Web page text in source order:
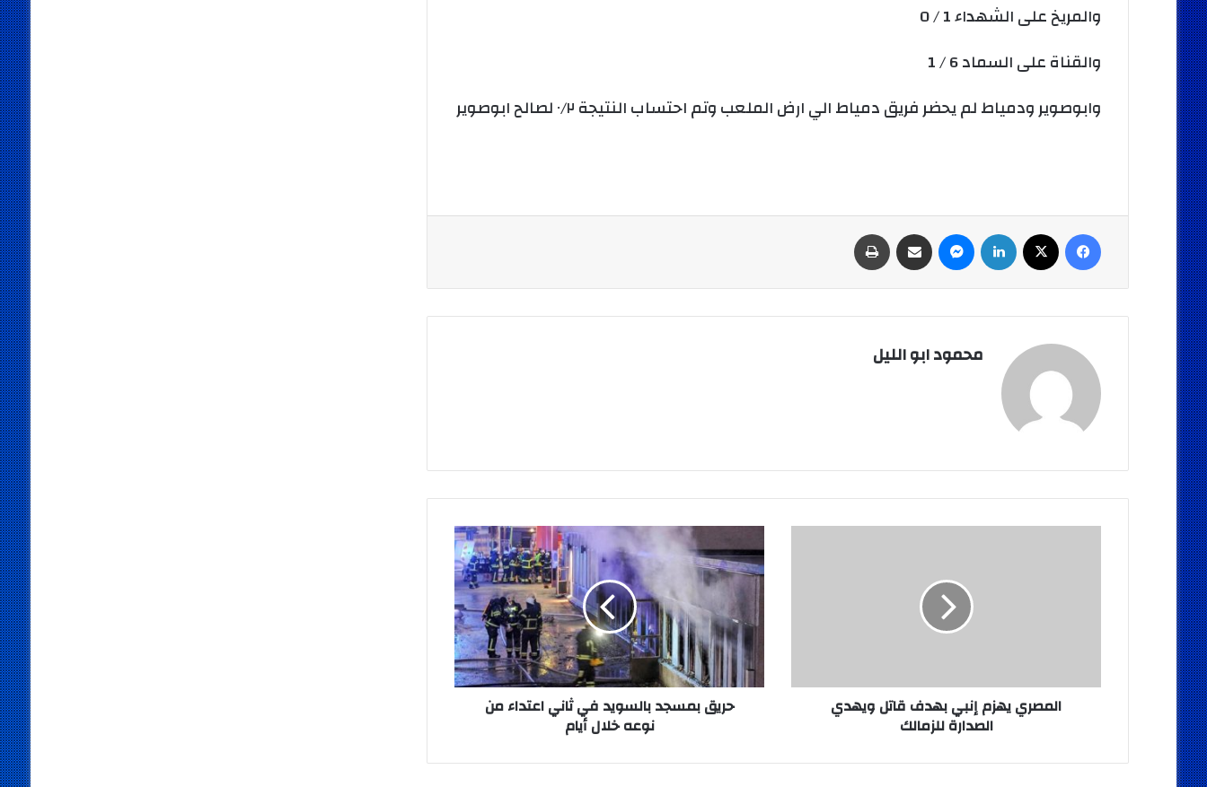
والمريخ على الشهداء 1 / 0
والقناة على السماد 6 / 1
وابوصوير ودمياط لم يحضر فريق دمياط الي ارض الملعب وتم احتساب النتيجة ٠/٢ لصالح ابوصوير
فيسبوك لينكدإن ماسنجر مشاركة عبر البريد
محمود ابو الليل
المصري يهزم إنبي بهدف قاتل ويهدي
الصدارة للزمالك
بمسجد
بالسويد
في
ثاني
اعتداء
من
نوعه
خلال
حريق بمسجد بالسويد في ثاني اعتداء من
نوعه خلال أيام